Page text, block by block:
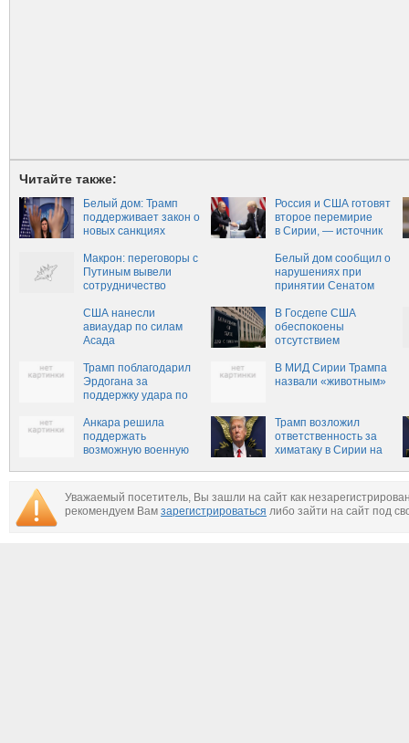
Читайте также:
Белый дом: Трамп
поддерживает закон о
новых санкциях
Россия и США готовят
второе перемирие
в Сирии, — источник
Макрон: переговоры с
Путиным вывели
сотрудничество
новый уровень
Белый дом сообщил о
нарушениях при
принятии Сенатом
антироссийским
санкциям
США нанесли
авиаудар по силам
Асада
В Госдепе США
обеспокоены
отсутствием
Астанинском
процессе
Трамп поблагодарил
Эрдогана за
поддержку удара по
В МИД Сирии Трампа
назвали «животным»
Анкара решила
поддержать
возможную военную
Трамп возложил
ответственность за
химатаку в Сирии на
Уважаемый посетитель, Вы зашли на сайт как
рекомендуем Вам зарегистрироваться либо зайти на сайт под